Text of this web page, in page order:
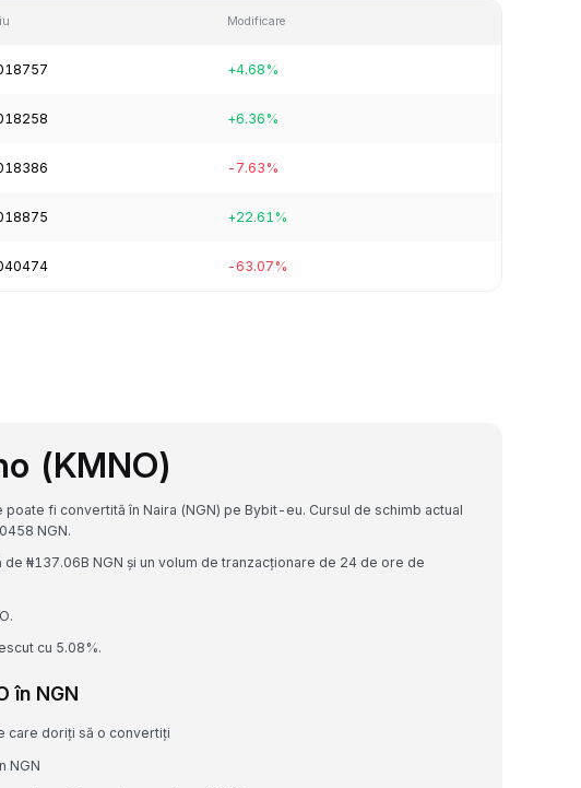
Modificare
+4.68%
+6.36%
-7.63%
+22.61%
-63.07%
(KMNO)
fi convertită în Naira (NGN) pe Bybit-eu. Cursul de schimb actual
NGN.
₦137.06B NGN și un volum de tranzacționare de 24 de ore de
cu 5.08%.
în NGN
care doriți să o convertiți
NGN